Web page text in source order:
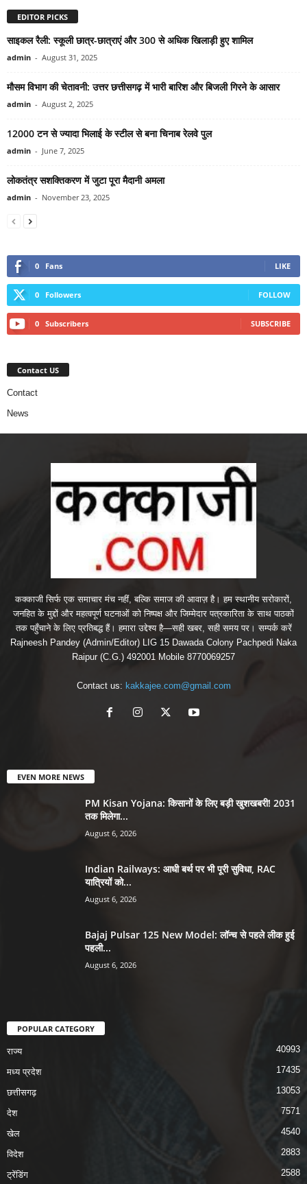
EDITOR PICKS
साइकल रैली: स्कूली छात्र-छात्राएं और 300 से अधिक खिलाड़ी हुए शामिल
admin - August 31, 2025
मौसम विभाग की चेतावनी: उत्तर छत्तीसगढ़ में भारी बारिश और बिजली गिरने के आसार
admin - August 2, 2025
12000 टन से ज्यादा भिलाई के स्टील से बना चिनाब रेलवे पुल
admin - June 7, 2025
लोकतंत्र सशक्तिकरण में जुटा पूरा मैदानी अमला
admin - November 23, 2025
0 Fans LIKE
0 Followers FOLLOW
0 Subscribers SUBSCRIBE
Contact US
Contact
News
कक्काजी सिर्फ एक समाचार मंच नहीं, बल्कि समाज की आवाज़ है। हम स्थानीय सरोकारों,
जनहित के मुद्दों और महत्वपूर्ण घटनाओं को निष्पक्ष और जिम्मेदार पत्रकारिता के साथ पाठकों
तक पहुँचाने के लिए प्रतिबद्ध हैं। हमारा उद्देश्य है—सही खबर, सही समय पर। सम्पर्क करें
Rajneesh Pandey (Admin/Editor) LIG 15 Dawada Colony Pachpedi Naka
Raipur (C.G.) 492001 Mobile 8770069257
Contact us: kakkajee.com@gmail.com
EVEN MORE NEWS
PM Kisan Yojana: किसानों के लिए बड़ी खुशखबरी! 2031
तक मिलेगा...
August 6, 2026
Indian Railways: आधी बर्थ पर भी पूरी सुविधा, RAC
यात्रियों को...
August 6, 2026
Bajaj Pulsar 125 New Model: लॉन्च से पहले लीक हुई
पहली...
August 6, 2026
POPULAR CATEGORY
राज्य 40993
मध्य प्रदेश 17435
छत्तीसगढ़ 13053
देश 7571
खेल 4540
विदेश 2883
ट्रेंडिंग 2588